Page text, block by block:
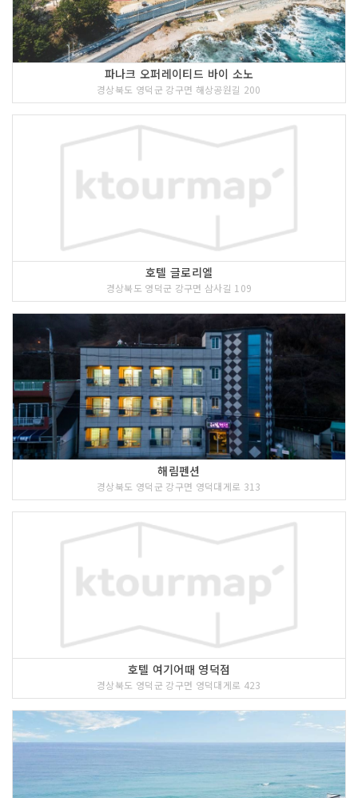
파나크 오퍼레이티드 바이 소노
경상북도 영덕군 강구면 해상공원길 200
호텔 글로리엘
경상북도 영덕군 강구면 삼사길 109
해림펜션
경상북도 영덕군 강구면 영덕대게로 313
호텔 여기어때 영덕점
경상북도 영덕군 강구면 영덕대게로 423